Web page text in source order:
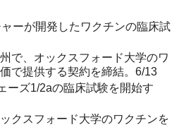
ーが開発したワクチンの臨床試
で、オックスフォード大学のワ
で提供する契約を締結。6/13
ーズ1/2aの臨床試験を開始す
クスフォード大学のワクチンを